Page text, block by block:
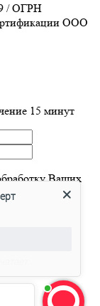
/ ОГРН
ООО
15 минут
Ваших
15 минут